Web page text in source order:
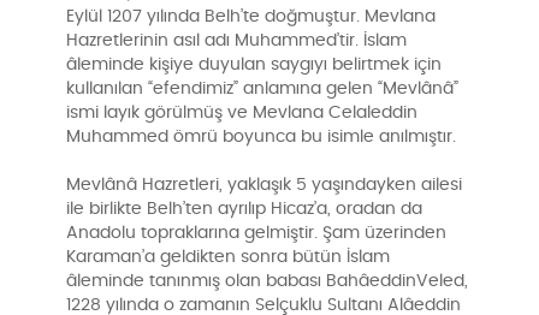
Eylül 1207 yılında Belh’te doğmuştur. Mevlana
Hazretlerinin asıl adı Muhammed’tir. İslam
âleminde kişiye duyulan saygıyı belirtmek için
kullanılan “efendimiz” anlamına gelen “Mevlânâ”
ismi layık görülmüş ve Mevlana Celaleddin
Muhammed ömrü boyunca bu isimle anılmıştır.
Mevlânâ Hazretleri, yaklaşık 5 yaşındayken ailesi
ile birlikte Belh’ten ayrılıp Hicaz’a, oradan da
Anadolu topraklarına gelmiştir. Şam üzerinden
Karaman’a geldikten sonra bütün İslam
âleminde tanınmış olan babası BahâeddinVeled,
1228 yılında o zamanın Selçuklu Sultanı Alâeddin